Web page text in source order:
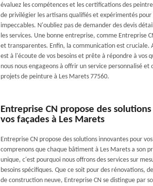
évaluez les compétences et les certifications des
de privilégier les artisans qualifiés et expérimentés
impeccables. N'oubliez pas de demander des devis
les services. Une bonne entreprise, comme Entreprise
et transparentes. Enfin, la communication est cruciale.
est à l'écoute de vos besoins et prête à répondre à vos
nous nous engageons à offrir un service personnalisé
projets de peinture à Les Marets 77560.
Entreprise CN propose des
vos façades à Les Marets
Entreprise CN propose des solutions innovantes pour
comprenons que chaque bâtiment à Les Marets a son
unique, c'est pourquoi nous offrons des services sur
besoins spécifiques. Que ce soit pour des rénovations,
de construction neuve, Entreprise CN se distingue par